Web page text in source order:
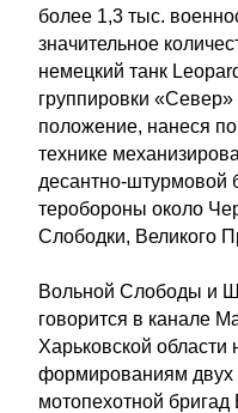
более 1,3 тыс.
значительное
немецкий танк
группировки «Север»
положение, нанеся
технике
десантно-штурмовой
теробороны около
Слободки, Великого
Вольной Слободы и
говорится в канале
Харьковской
формированиям двух
мотопехотной